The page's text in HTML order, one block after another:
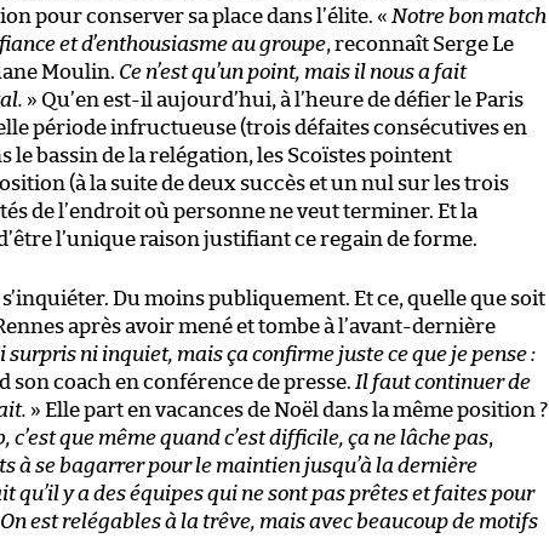
pour conserver sa place dans l’élite. « Notre bon match
et d’enthousiasme au groupe, reconnaît Serge Le
Moulin. Ce n’est qu’un point, mais il nous a fait
» Qu’en est-il aujourd’hui, à l’heure de défier le Paris
période infructueuse (trois défaites consécutives en
le bassin de la relégation, les Scoïstes pointent
(à la suite de deux succès et un nul sur les trois
de l’endroit où personne ne veut terminer. Et la
l’unique raison justifiant ce regain de forme.
Du moins publiquement. Et ce, quelle que soit
après avoir mené et tombe à l’avant-dernière
surpris ni inquiet, mais ça confirme juste ce que je pense :
son coach en conférence de presse. Il faut continuer de
» Elle part en vacances de Noël dans la même position ?
c’est que même quand c’est difficile, ça ne lâche pas,
à se bagarrer pour le maintien jusqu’à la dernière
qu’il y a des équipes qui ne sont pas prêtes et faites pour
est relégables à la trêve, mais avec beaucoup de motifs